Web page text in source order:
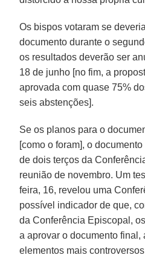
Os bispos votaram se
documento durante o
os resultados deverão ser
18 de junho [no fim, a
aprovada com quase 75%
seis abstenções].
Se os planos para o
[como o foram], o
de dois terços da
reunião de novembro. Um
feira, 16, revelou uma
possível indicador de que,
da Conferência Episcopal,
a aprovar o documento
elementos mais